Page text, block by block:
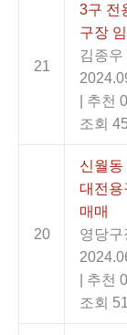
21
3구 전
구장
김종우
추천 0
조회
20
신월동
대전용
매매
영당구
추천 0
조회